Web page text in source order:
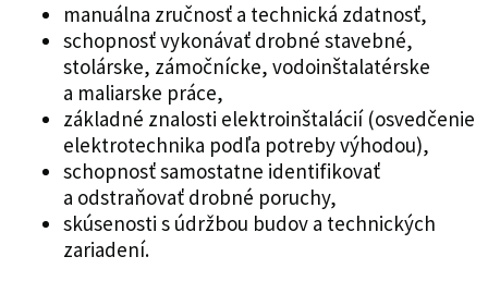
manuálna zručnosť a technická zdatnosť,
schopnosť vykonávať drobné stavebné,
stolárske, zámočnícke, vodoinštalatérske
a maliarske práce,
základné znalosti elektroinštalácií (osvedčenie
elektrotechnika podľa potreby výhodou),
schopnosť samostatne identifikovať
a odstraňovať drobné poruchy,
skúsenosti s údržbou budov a technických
zariadení.